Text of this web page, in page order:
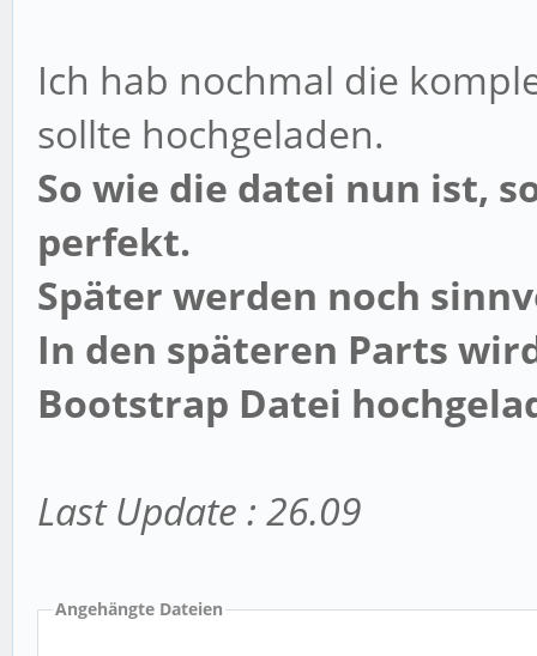
Ich hab nochmal die
sollte hochgeladen.
So wie die datei nun ist,
perfekt.
Später werden noch
In den späteren Parts
Bootstrap Datei
Last Update : 26.09
Angehängte Dateien